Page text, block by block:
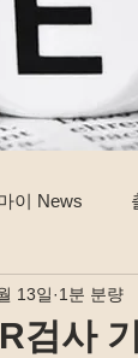
이 News
검사
13일 1분 분량